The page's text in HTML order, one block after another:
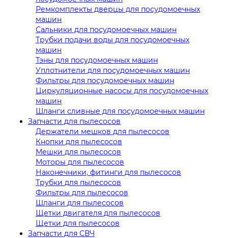
Ремкомплекты дверцы для посудомоечных
машин
Сальники для посудомоечных машин
Трубки подачи воды для посудомоечных
машин
Тэны для посудомоечных машин
Уплотнители для посудомоечных машин
Фильтры для посудомоечных машин
Циркуляционные насосы для посудомоечных
машин
Шланги сливные для посудомоечных машин
Запчасти для пылесосов
Держатели мешков для пылесосов
Кнопки для пылесосов
Мешки для пылесосов
Моторы для пылесосов
Наконечники, фитинги для пылесосов
Трубки для пылесосов
Фильтры для пылесосов
Шланги для пылесосов
Щетки двигателя для пылесосов
Щетки для пылесосов
Запчасти для СВЧ